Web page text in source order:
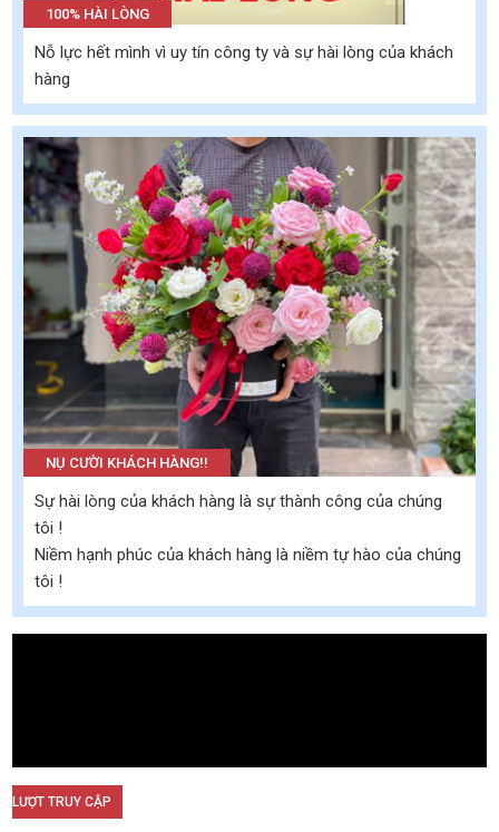
100% HÀI LÒNG
Nỗ lực hết mình vì uy tín công ty và sự hài lòng của khách
hàng
NỤ CƯỜI KHÁCH HÀNG!!
Sự hài lòng của khách hàng là sự thành công của chúng
tôi !
Niềm hạnh phúc của khách hàng là niềm tự hào của chúng
tôi !
LƯỢT TRUY CẬP